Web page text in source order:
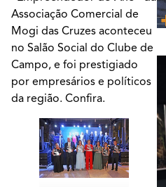
Associação Comercial de
Mogi das Cruzes aconteceu
no Salão Social do Clube de
Campo, e foi prestigiado
por empresários e políticos
da região. Confira.